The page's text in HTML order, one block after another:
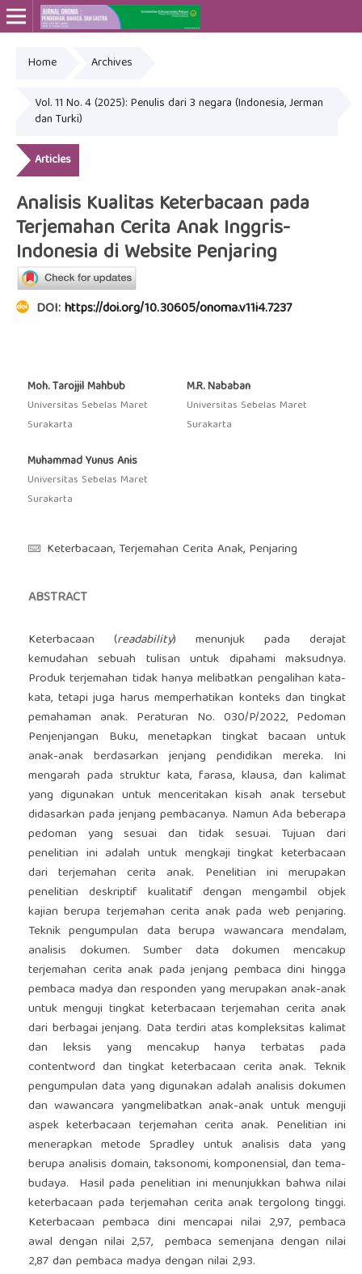
Home Archives
Vol. 11 No. 4 (2025): Penulis dari 3 negara (Indonesia, Jerman
dan Turki)
Articles
Analisis Kualitas Keterbacaan pada
Terjemahan Cerita Anak Inggris-
Indonesia di Website Penjaring
DOI:https://doi.org/10.30605/onoma.v11i4.7237
Moh. Tarojjil Mahbub
Universitas Sebelas Maret
Surakarta
M.R. Nababan
Universitas Sebelas Maret
Surakarta
Muhammad Yunus Anis
Universitas Sebelas Maret
Surakarta
Keterbacaan, Terjemahan Cerita Anak, Penjaring
ABSTRACT
Keterbacaan (readability) menunjuk pada derajat
kemudahan sebuah tulisan untuk dipahami maksudnya.
Produk terjemahan tidak hanya melibatkan pengalihan kata-
kata, tetapi juga harus memperhatikan konteks dan tingkat
pemahaman anak. Peraturan No. 030/P/2022, Pedoman
Penjenjangan Buku, menetapkan tingkat bacaan untuk
anak-anak berdasarkan jenjang pendidikan mereka. Ini
mengarah pada struktur kata, farasa, klausa, dan kalimat
yang digunakan untuk menceritakan kisah anak tersebut
didasarkan pada jenjang pembacanya. Namun Ada beberapa
pedoman yang sesuai dan tidak sesuai. Tujuan dari
penelitian ini adalah untuk mengkaji tingkat keterbacaan
dari terjemahan cerita anak. Penelitian ini merupakan
penelitian deskriptif kualitatif dengan mengambil objek
kajian berupa terjemahan cerita anak pada web penjaring.
Teknik pengumpulan data berupa wawancara mendalam,
analisis dokumen. Sumber data dokumen mencakup
terjemahan cerita anak pada jenjang pembaca dini hingga
pembaca madya dan responden yang merupakan anak-anak
untuk menguji tingkat keterbacaan terjemahan cerita anak
dari berbagai jenjang. Data terdiri atas kompleksitas kalimat
dan leksis yang mencakup hanya terbatas pada
contentword dan tingkat keterbacaan cerita anak. Teknik
pengumpulan data yang digunakan adalah analisis dokumen
dan wawancara yangmelibatkan anak-anak untuk menguji
aspek keterbacaan terjemahan cerita anak. Penelitian ini
menerapkan metode Spradley untuk analisis data yang
berupa analisis domain, taksonomi, komponensial, dan tema-
budaya. Hasil pada penelitian ini menunjukkan bahwa nilai
keterbacaan pada terjemahan cerita anak tergolong tinggi.
Keterbacaan pembaca dini mencapai nilai 2,97, pembaca
awal dengan nilai 2,57, pembaca semenjana dengan nilai
2,87 dan pembaca madya dengan nilai 2,93.